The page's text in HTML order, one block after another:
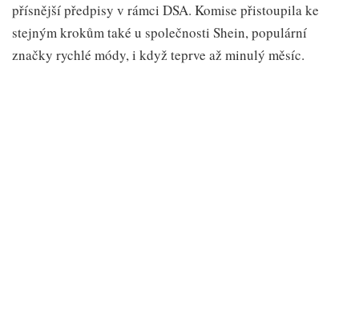
přísnější předpisy v rámci DSA. Komise přistoupila ke
stejným krokům také u společnosti Shein, populární
značky rychlé módy, i když teprve až minulý měsíc.